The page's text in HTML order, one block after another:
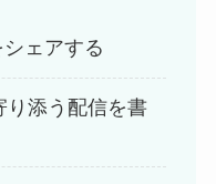
ェアする
り添う配信を書